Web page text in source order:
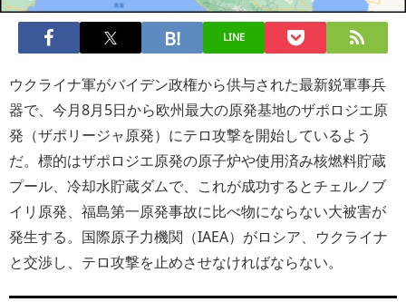
LINE
ウクライナ軍がバイデン政権から供与された最新鋭軍事兵
器で、今月8月5日から欧州最大の原発基地のザポロジエ原
発（ザポリージャ原発）にテロ攻撃を開始しているよう
だ。標的はザポロジエ原発の原子炉や使用済み核燃料貯蔵
プール、冷却水貯蔵ダムで、これが成功するとチェルノブ
イリ原発、福島第一原発事故に比べ物にならない大被害が
発生する。国際原子力機関（IAEA）がロシア、ウクライナ
と交渉し、テロ攻撃を止めさせなければならない。